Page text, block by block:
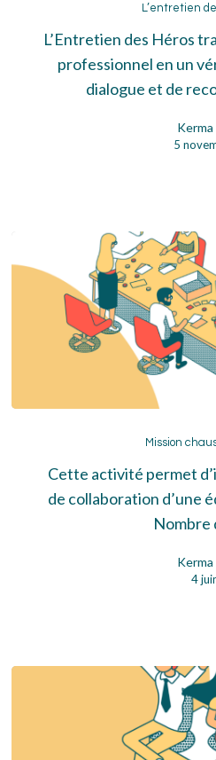
L’entretien
L’Entretien des Héros
professionnel en un
dialogue et de
5
Mission
Cette activité permet
de collaboration d’une
Nombre
4